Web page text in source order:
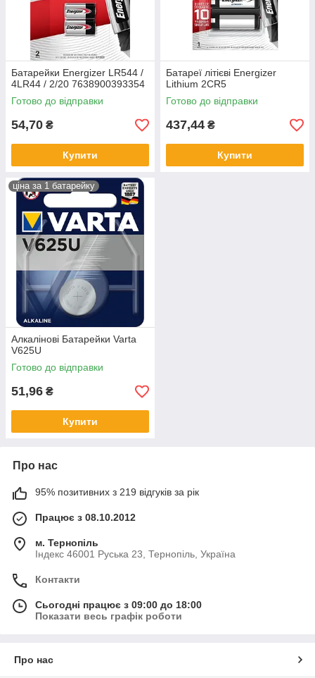
Батарейки Energizer LR544 /
4LR44 / 2/20 7638900393354
Готово до відправки
54,70 ₴
Купити
Батареї літієві Energizer
Lithium 2CR5
Готово до відправки
437,44 ₴
Купити
ціна за 1 батарейку
Алкалінові Батарейки Varta
V625U
Готово до відправки
51,96 ₴
Купити
Про нас
95% позитивних з 219 відгуків за рік
Працює з 08.10.2012
м. Тернопіль
Індекс 46001 Руська 23, Тернопіль, Україна
Контакти
Сьогодні працює з 09:00 до 18:00
Показати весь графік роботи
Про нас